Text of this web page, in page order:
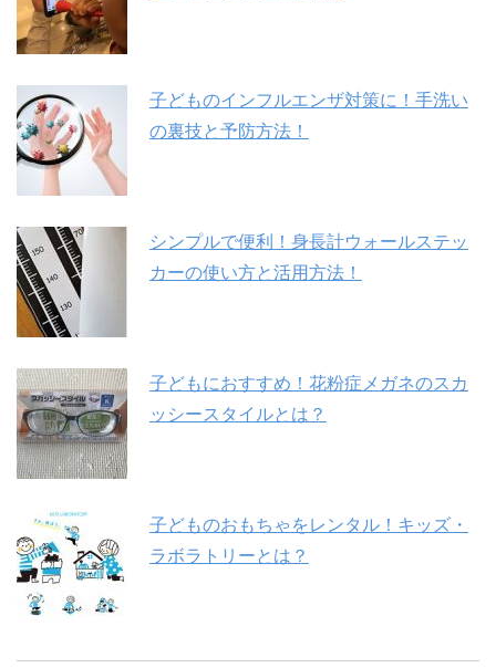
子どものインフルエンザ対策に！手洗い
の裏技と予防方法！
シンプルで便利！身長計ウォールステッ
カーの使い方と活用方法！
子どもにおすすめ！花粉症メガネのスカ
ッシースタイルとは？
子どものおもちゃをレンタル！キッズ・
ラボラトリーとは？